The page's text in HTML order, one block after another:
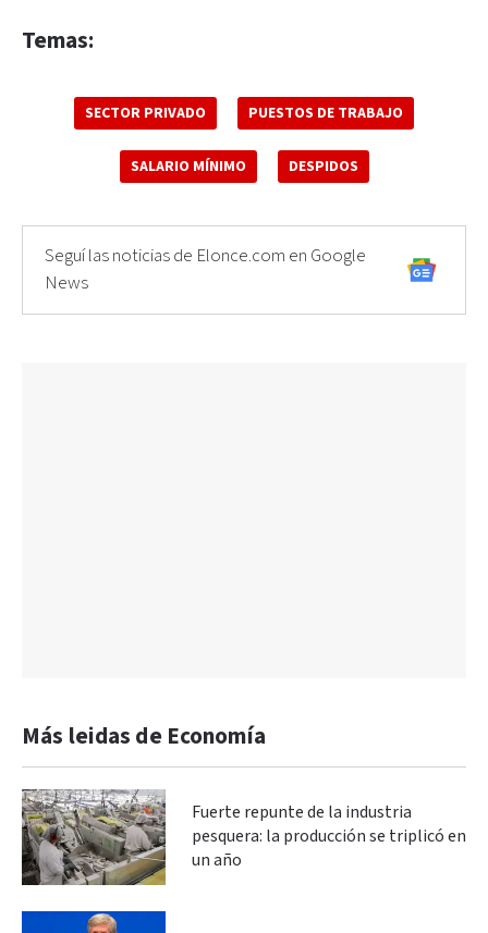
Temas:
SECTOR PRIVADO PUESTOS DE TRABAJO
SALARIO MÍNIMO DESPIDOS
Seguí las noticias de Elonce.com en Google
News
Más leidas de Economía
Fuerte repunte de la industria
pesquera: la producción se triplicó en
un año